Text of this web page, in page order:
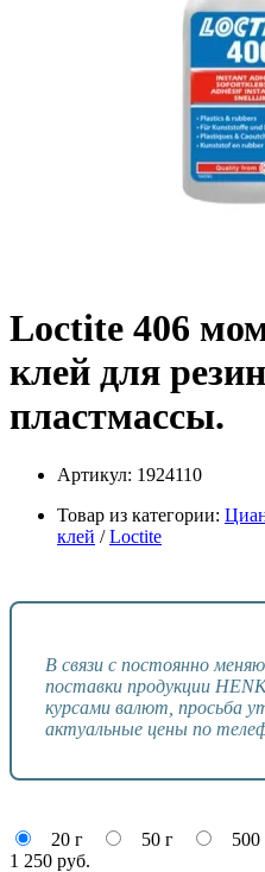
Loctite 406
клей для
пластмассы.
Артикул: 1924110
Товар из категории:
клей / Loctite
В связи с постоянно
поставки продукции
курсами валют, просьба
актуальные цены по
20 г 50 г
500
1 250 руб.